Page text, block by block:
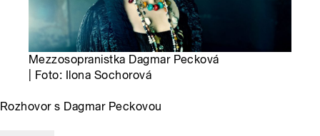
Mezzosopranistka Dagmar Pecková
| Foto: Ilona Sochorová
Rozhovor s Dagmar Peckovou